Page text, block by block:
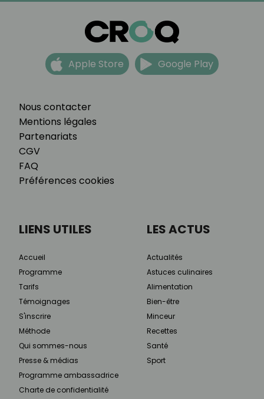
Nous contacter
Mentions légales
Partenariats
CGV
FAQ
Préférences cookies
Apple Store Google Play
LIENS UTILES
Accueil
Programme
Tarifs
Témoignages
S'inscrire
Méthode
Qui sommes-nous
Presse & médias
Programme ambassadrice
Charte de confidentialité
LES ACTUS
Actualités
Astuces culinaires
Alimentation
Bien-être
Minceur
Recettes
Santé
Sport